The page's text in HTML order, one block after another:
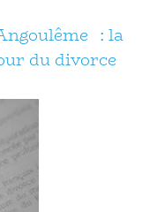
: la
du divorce